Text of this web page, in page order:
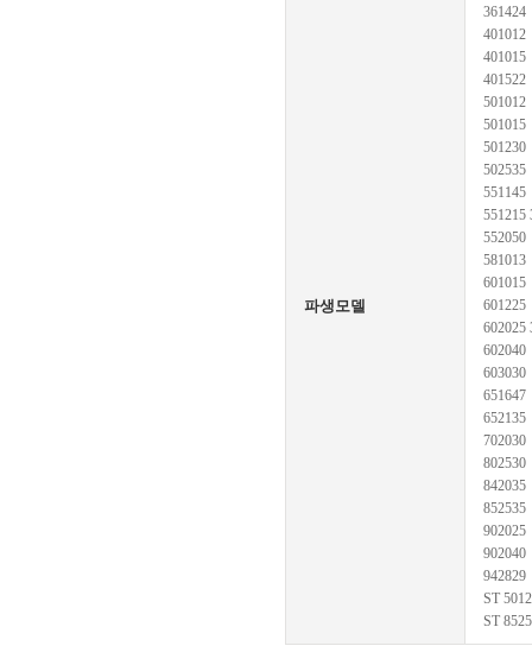
파생모델
361424
401012
401015
401522
501012
501015
501230
502535
551145
551215
552050
581013
601015
601225
602025
602040
603030
651647
652135
702030
802530
842035
852535
902025
902040
942829
ST
ST